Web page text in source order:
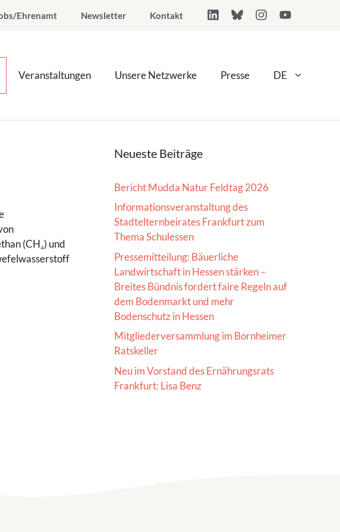
Ehrenamt Newsletter Kontakt
Veranstaltungen Unsere Netzwerke Presse DE
(CH₄) und
Neueste Beiträge
Bericht Mudda Natur Feldtag 2026
Informationsveranstaltung des
Stadtelternbeirates Frankfurt zum
Thema Schulessen
Pressemitteilung: Bäuerliche
Landwirtschaft in Hessen stärken –
Breites Bündnis fordert faire Regeln auf
dem Bodenmarkt und mehr
Bodenschutz in Hessen
Mitgliederversammlung im Bornheimer
Ratskeller
Neu im Vorstand des Ernährungsrats
Frankfurt: Lisa Benz